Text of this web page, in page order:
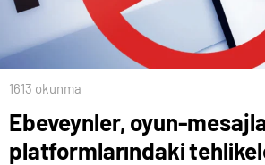
1613 okunma
Ebeveynler, oyun-
platformlarındaki